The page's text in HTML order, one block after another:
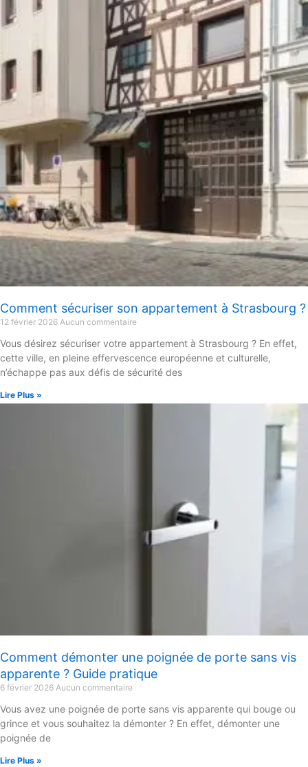
Comment sécuriser son appartement à Strasbourg ?
12 février 2026 Aucun commentaire
Vous désirez sécuriser votre appartement à Strasbourg ? En effet,
cette ville, en pleine effervescence européenne et culturelle,
n’échappe pas aux défis de sécurité des
Lire Plus »
Comment démonter une poignée de porte sans vis
apparente ? Guide pratique
6 février 2026 Aucun commentaire
Vous avez une poignée de porte sans vis apparente qui bouge ou
grince et vous souhaitez la démonter ? En effet, démonter une
poignée de
Lire Plus »